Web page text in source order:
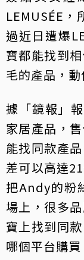
LEMUSÉE
過近日遭爆
寶都能找到
毛的產品，
據「鏡報」
家居產品，
能找同款產
差可以高達
把Andy的粉
場上，很多
寶上找到同
哪個平台購買